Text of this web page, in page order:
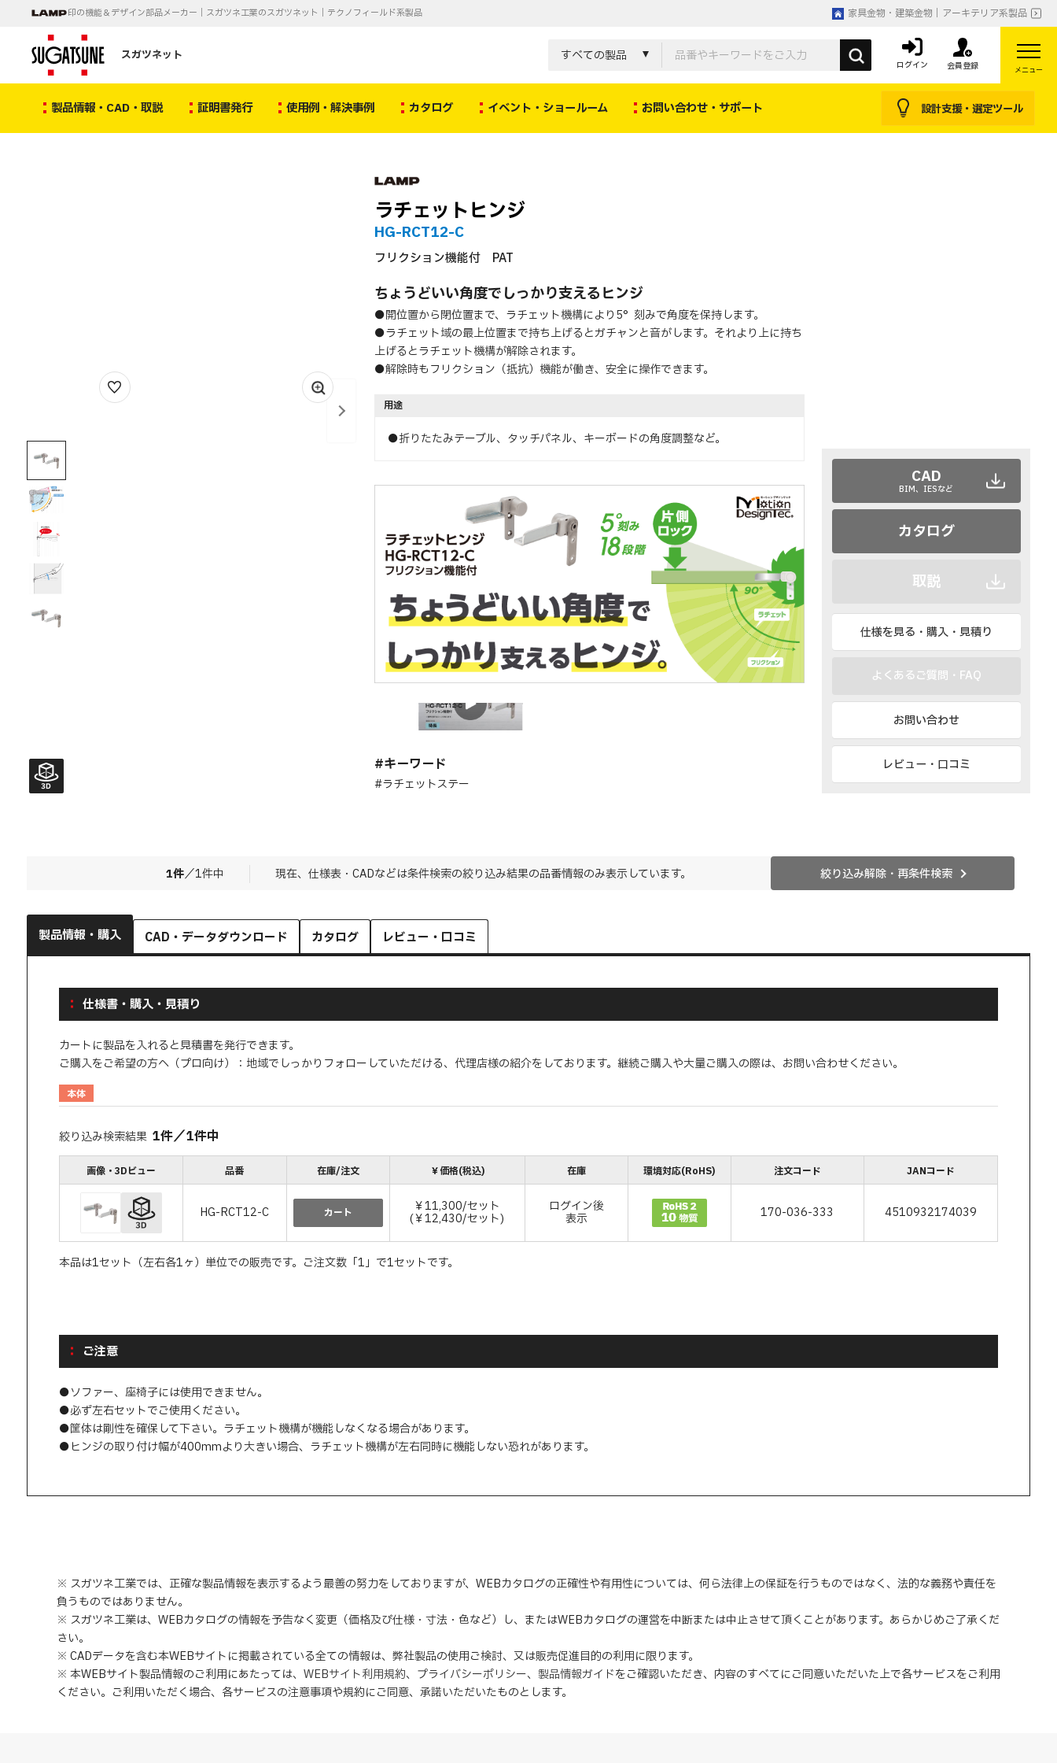
印の機能＆デザイン部品メーカー｜スガツネ工業のスガツネット｜テクノフィールド系製品 家具金物・建築金物｜アーキテリア系製品
スガツネット すべての製品
ログイン 会員登録 メニュー
製品情報・CAD・取説 証明書発行 使用例・解決事例 カタログ イベント・ショールーム お問い合わせ・サポート 設計支援・選定ツール
ラチェットヒンジ
HG-RCT12-C
フリクション機能付 PAT
ちょうどいい角度でしっかり支えるヒンジ
●開位置から閉位置まで、ラチェット機構により5°刻みで角度を保持します。
●ラチェット域の最上位置まで持ち上げるとガチャンと音がします。それより上に持ち
上げるとラチェット機構が解除されます。
●解除時もフリクション（抵抗）機能が働き、安全に操作できます。
用途
●折りたたみテーブル、タッチパネル、キーボードの角度調整など。
特長
#キーワード
#ラチェットステー
CAD
BIM、IESなど
カタログ
取説
仕様を見る・購入・見積り
よくあるご質問・FAQ
お問い合わせ
レビュー・口コミ
1件／1件中 現在、仕様表・CADなどは条件検索の絞り込み結果の品番情報のみ表示しています。 絞り込み解除・再条件検索
製品情報・購入 CAD・データダウンロード カタログ レビュー・口コミ
仕様書・購入・見積り
カートに製品を入れると見積書を発行できます。
ご購入をご希望の方へ（プロ向け）：地域でしっかりフォローしていただける、代理店様の紹介をしております。継続ご購入や大量ご購入の際は、お問い合わせください。
本体
絞り込み検索結果 1件／1件中
画像・3Dビュー 品番 在庫/注文 ￥価格(税込) 在庫 環境対応(RoHS) 注文コード JANコード
HG-RCT12-C カート ￥11,300/セット
(￥12,430/セット)
ログイン後
表示 170-036-333 4510932174039
本品は1セット（左右各1ヶ）単位での販売です。ご注文数「1」で1セットです。
ご注意
●ソファー、座椅子には使用できません。
●必ず左右セットでご使用ください。
●筐体は剛性を確保して下さい。ラチェット機構が機能しなくなる場合があります。
●ヒンジの取り付け幅が400mmより大きい場合、ラチェット機構が左右同時に機能しない恐れがあります。
※ スガツネ工業では、正確な製品情報を表示するよう最善の努力をしておりますが、WEBカタログの正確性や有用性については、何ら法律上の保証を行うものではなく、法的な義務や責任を
負うものではありません。
※ スガツネ工業は、WEBカタログの情報を予告なく変更（価格及び仕様・寸法・色など）し、またはWEBカタログの運営を中断または中止させて頂くことがあります。あらかじめご了承くだ
さい。
※ CADデータを含む本WEBサイトに掲載されている全ての情報は、弊社製品の使用ご検討、又は販売促進目的の利用に限ります。
※ 本WEBサイト製品情報のご利用にあたっては、 WEBサイト利用規約、 プライバシーポリシー、 製品情報ガイドをご確認いただき、内容のすべてにご同意いただいた上で各サービスをご利用
ください。ご利用いただく場合、各サービスの注意事項や規約にご同意、 承諾いただいたものとします。